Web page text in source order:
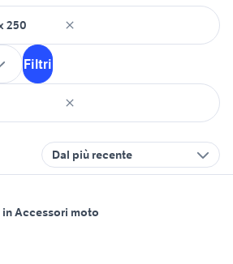
Filtri
Dal più recente
Accessori moto